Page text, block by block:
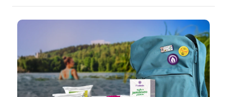
V
ý
p